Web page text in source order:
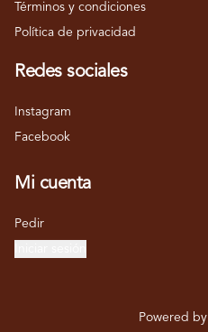
Términos y condiciones
Política de privacidad
Redes sociales
Instagram
Facebook
Mi cuenta
Pedir
Powered by